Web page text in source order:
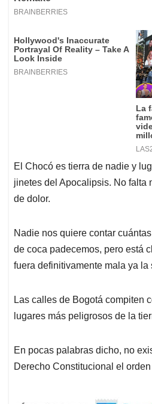
El Chocó es tierra de nadie y
jinetes del Apocalipsis. No falta
de dolor.
Nadie nos quiere contar
de coca padecemos, pero está
fuera definitivamente mala ya la
Las calles de Bogotá compiten
lugares más peligrosos de la
En pocas palabras dicho, no
Derecho Constitucional el